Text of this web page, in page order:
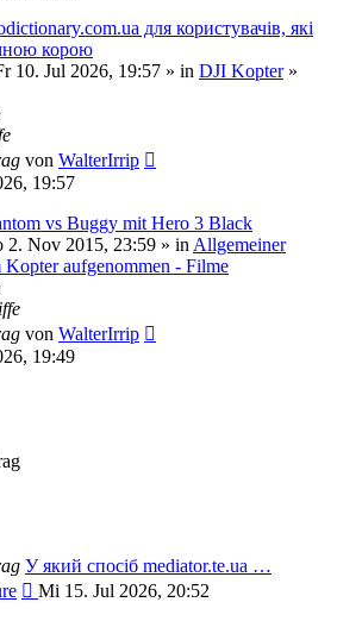
для користувачів, які
корою
10. Jul 2026, 19:57 » in DJI Kopter»
von WalterIrrip
19:57
vs Buggy mit Hero 3 Black
2. Nov 2015, 23:59 » inAllgemeiner
aufgenommen - Filme
von WalterIrrip
19:49
У який спосіб mediator.te.ua …
Neuester
Mi 15. Jul 2026, 20:52